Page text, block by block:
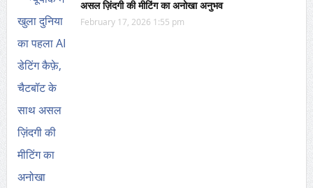
असल ज़िंदगी की मीटिंग का अनोखा अनुभव
February 17, 2026 1:55 pm